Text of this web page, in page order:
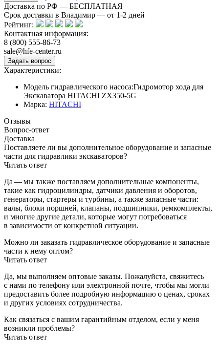
Доставка по РФ — БЕСПЛАТНАЯ
Срок доставки в Владимир — от 1-2 дней
Рейтинг:
Контактная информация:
8 (800) 555-86-73
sale@hfe-center.ru
Характеристики:
Модель гидравлического насоса:Гидромотор хода для
Экскаватора HITACHI ZX350-5G
Марка: HITACHI
Отзывы
Вопрос-ответ
Доставка
Поставляете ли вы дополнительное оборудование и запасные
части для гидравлики экскаваторов?
Читать ответ
Да — мы также поставляем дополнительные компоненты,
такие как гидроцилиндры, датчики давления и оборотов,
генераторы, стартеры и турбины, а также запасные части:
валы, блоки поршней, клапаны, подшипники, ремкомплекты,
и многие другие детали, которые могут потребоваться
в зависимости от конкретной ситуации.
Можно ли заказать гидравлическое оборудование и запасные
части к нему оптом?
Читать ответ
Да, мы выполняем оптовые заказы. Пожалуйста, свяжитесь
с нами по телефону или электронной почте, чтобы мы могли
предоставить более подробную информацию о ценах, сроках
и других условиях сотрудничества.
Как связаться с вашим гарантийным отделом, если у меня
возникли проблемы?
Читать ответ